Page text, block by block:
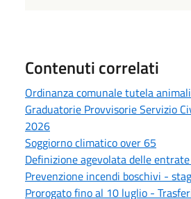
Contenuti correlati
Ordinanza comunale tutela
Graduatorie Provvisorie Servizio
2026
Soggiorno climatico over 65
Definizione agevolata delle
Prevenzione incendi boschivi -
Prorogato fino al 10 luglio -